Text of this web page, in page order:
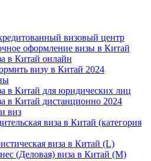
визовый центр
оформление визы в Китай
в Китай онлайн
визу в Китай 2024
в Китай для юридических лиц
в Китай дистанционно 2024
виз
виза в Китай (категория
виза в Китай (L)
(Деловая) виза в Китай (M)